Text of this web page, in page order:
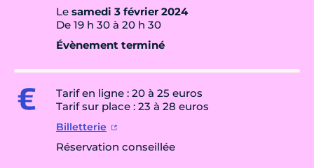
Le samedi 3 février 2024
De 19 h 30 à 20 h 30
Évènement terminé
Tarif en ligne : 20 à 25 euros
Tarif sur place : 23 à 28 euros
Billetterie
Réservation conseillée